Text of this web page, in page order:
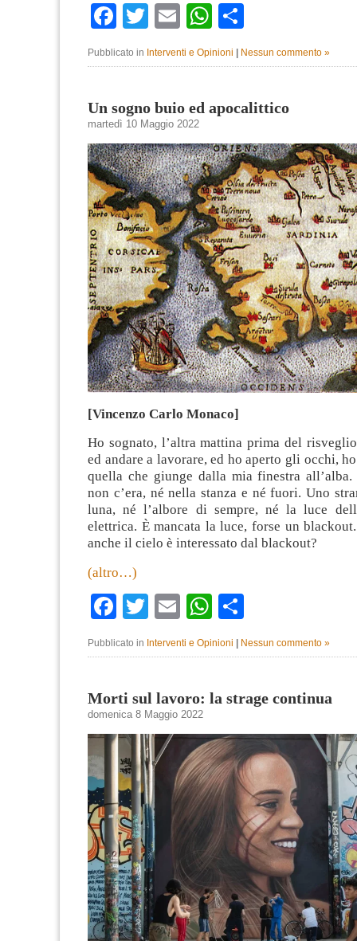
Facebook
TwitterEmailWhatsApp
Pubblicato in Interventi e Opinioni | Nessun commento »
Un sogno buio ed apocalittico
martedì 10 Maggio 2022
[Vincenzo Carlo Monaco]
Ho sognato, l’altra mattina prima del
ed andare a lavorare, ed ho aperto gli occhi,
quella che giunge dalla mia finestra
non c’era, né nella stanza e né fuori. Uno
luna, né l’albore di sempre, né la luce
elettrica. È mancata la luce, forse un
anche il cielo è interessato dal blackout?
(altro…)
Facebook
Twitter
EmailWhatsApp
Pubblicato in Interventi e Opinioni | Nessun commento »
Morti sul lavoro: la strage continua
domenica 8 Maggio 2022